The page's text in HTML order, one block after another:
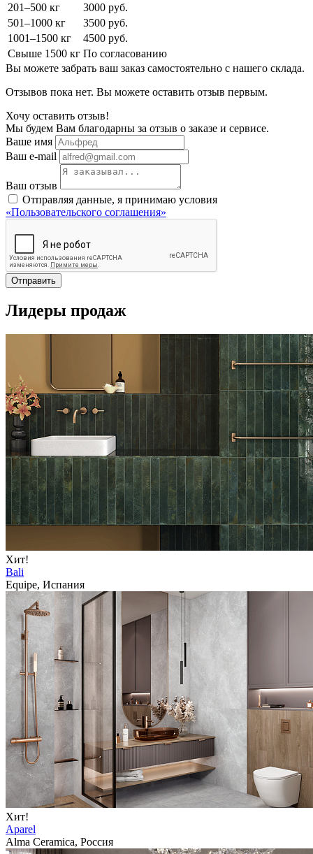
201–500 кг
3000 руб.
501–1000 кг
3500 руб.
1001–1500 кг
4500 руб.
Свыше 1500 кг По согласованию
Вы можете забрать ваш заказ самостоятельно с нашего склада.
Отзывов пока нет. Вы можете оставить отзыв первым.
Хочу оставить отзыв!
Мы будем Вам благодарны за отзыв о заказе и сервисе.
Ваше имя
Ваш e-mail
Ваш отзыв
Отправляя данные, я принимаю условия
«Пользовательского соглашения»
Отправить
Лидеры продаж
Хит!
Bali
Equipe, Испания
Хит!
Aparel
Alma Ceramica, Россия